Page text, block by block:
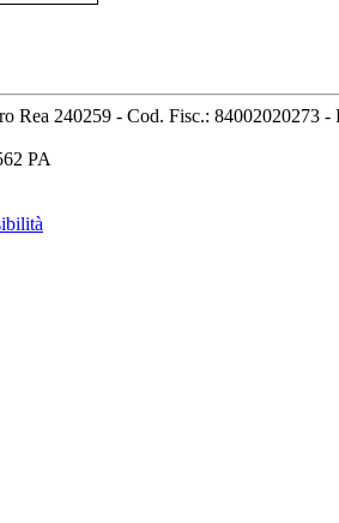
Rea 240259 - Cod. Fisc.: 84002020273 -
PA